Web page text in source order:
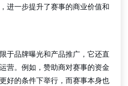
进一步提升了赛事的商业价值和
于品牌曝光和产品推广，它还直
营。例如，赞助商对赛事的资金
好的条件下举行，而赛事本身也